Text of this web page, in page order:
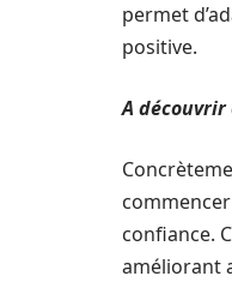
permet
positive.
A
confiance.
améliorant